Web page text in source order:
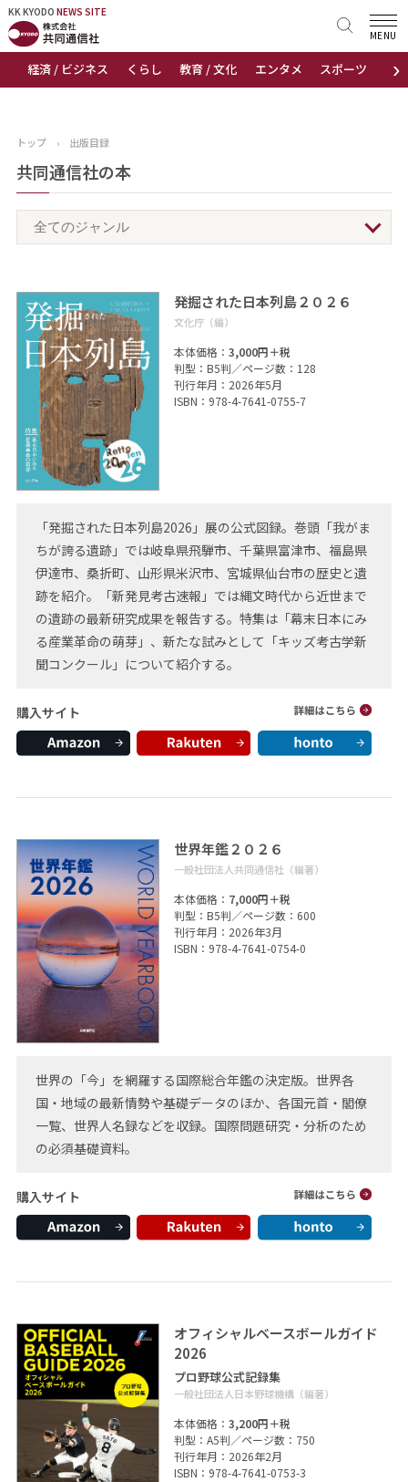
KK KYODO NEWS SITE
›
経済 / ビジネス くらし 教育 / 文化 エンタメ スポーツ 地域
MENU
KK KYODONEWS SITE
トップページ
ニュース
おすすめコンテンツ
会社概要
トップ › 出版目録
共同通信社の本
発掘された日本列島２０２６
文化庁（編）
本体価格：3,000円＋税
判型：B5判／ページ数：128
刊行年月：2026年5月
ISBN：978-4-7641-0755-7
「発掘された日本列島2026」展の公式図録。巻頭「我がま
ちが誇る遺跡」では岐阜県飛騨市、千葉県富津市、福島県
伊達市、桑折町、山形県米沢市、宮城県仙台市の歴史と遺
跡を紹介。「新発見考古速報」では縄文時代から近世まで
の遺跡の最新研究成果を報告する。特集は「幕末日本にみ
る産業革命の萌芽」、新たな試みとして「キッズ考古学新
聞コンクール」について紹介する。
購入サイト
世界年鑑２０２６
一般社団法人共同通信社（編著）
本体価格： 7,000円＋税
判型：B5判／ページ数：600
刊行年月：2026年3月
ISBN：978-4-7641-0754-0
世界の「今」を網羅する国際総合年鑑の決定版。世界各
国・地域の最新情勢や基礎データのほか、各国元首・閣僚
一覧、世界人名録などを収録。国際問題研究・分析のため
の必須基礎資料。
購入サイト
オフィシャルベースボールガイド
2026
プロ野球公式記録集
一般社団法人日本野球機構（編著）
本体価格：3,200円＋税
判型：A5判／ページ数：750
刊行年月：2026年2月
ISBN：978-4-7641-0753-3